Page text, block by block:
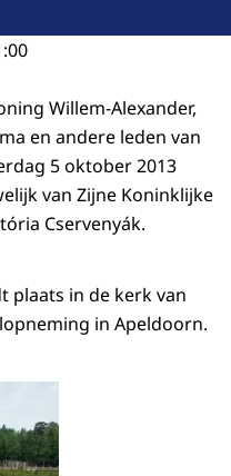
Willem-Alexander,
en andere leden van
5 oktober 2013
van Zijne Koninklijke
Cservenyák.
plaats in de kerk van
in Apeldoorn.
Open de galerij in vergrote